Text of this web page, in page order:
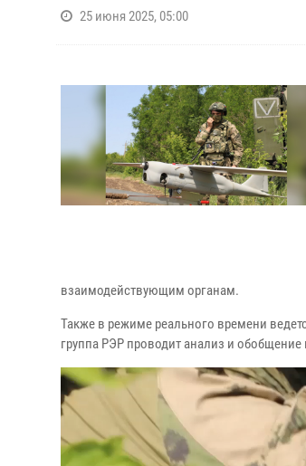
25 июня 2025, 05:00
взаимодействующим органам.
Также в режиме реального времени
группа РЭР проводит анализ и